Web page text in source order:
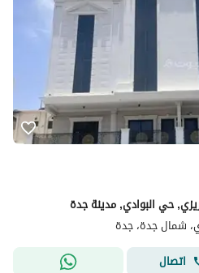
حي البوادي, مدينة جدة
شمال جدة، جدة
اتصال